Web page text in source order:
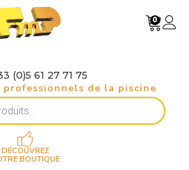
0
(0)5 61 27 71 75
professionnels de la piscine
DÉCOUVREZ
BOUTIQUE